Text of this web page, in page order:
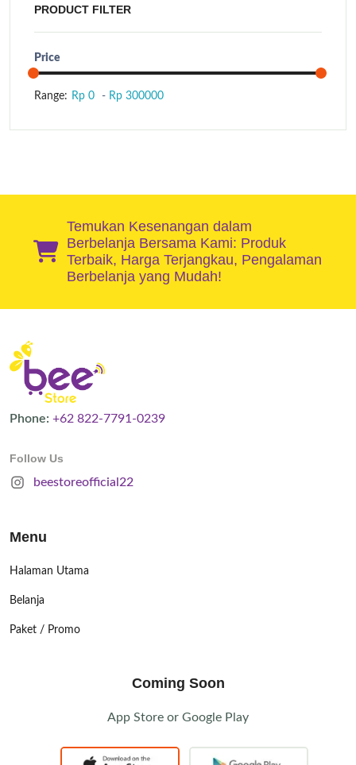
PRODUCT FILTER
Price
Range: Rp 0 - Rp 300000
Temukan Kesenangan dalam
Berbelanja Bersama Kami: Produk
Terbaik, Harga Terjangkau, Pengalaman
Berbelanja yang Mudah!
Phone: +62 822-7791-0239
Follow Us
beestoreofficial22
Menu
Halaman Utama
Belanja
Paket / Promo
Coming Soon
App Store or Google Play